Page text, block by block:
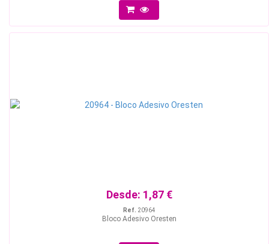
Desde: 1,87 €
Ref. 20964
Bloco Adesivo Oresten